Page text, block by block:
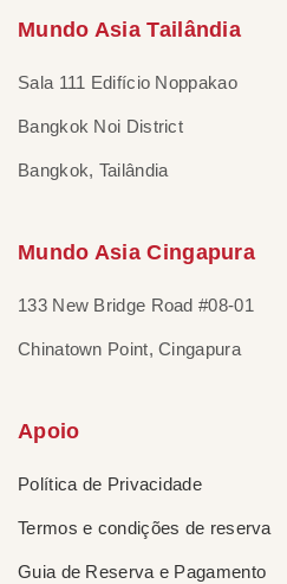
Mundo Asia Tailândia
Sala 111 Edifício Noppakao
Bangkok Noi District
Bangkok, Tailândia
Mundo Asia Cingapura
133 New Bridge Road #08-01
Chinatown Point, Cingapura
Apoio
Política de Privacidade
Termos e condições de reserva
Guia de Reserva e Pagamento